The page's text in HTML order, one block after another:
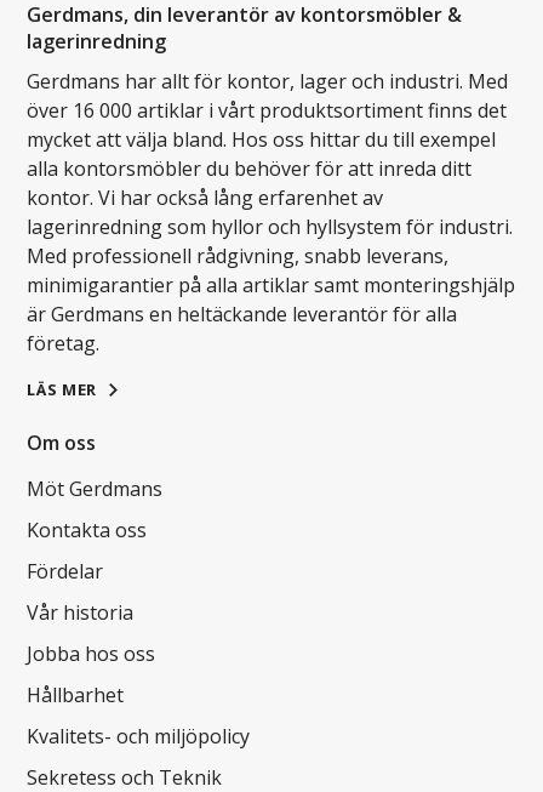
Gerdmans, din leverantör av kontorsmöbler &
lagerinredning
Gerdmans har allt för kontor, lager och industri. Med
över 16 000 artiklar i vårt produktsortiment finns det
mycket att välja bland. Hos oss hittar du till exempel
alla kontorsmöbler du behöver för att inreda ditt
kontor. Vi har också lång erfarenhet av
lagerinredning som hyllor och hyllsystem för industri.
Med professionell rådgivning, snabb leverans,
minimigarantier på alla artiklar samt monteringshjälp
är Gerdmans en heltäckande leverantör för alla
företag.
LÄS MER
Om oss
Möt Gerdmans
Kontakta oss
Fördelar
Vår historia
Jobba hos oss
Hållbarhet
Kvalitets- och miljöpolicy
Sekretess och Teknik